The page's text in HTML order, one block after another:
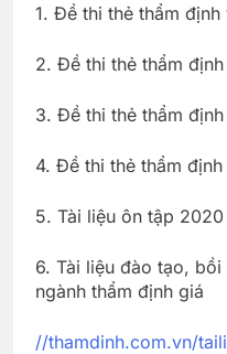
1. Đề thi thẻ thẩm
2. Đề thi thẻ thẩm
3. Đề thi thẻ thẩm
4. Đề thi thẻ thẩm
5. Tài liệu ôn tập 2020
6. Tài liệu đào tạo,
ngành thẩm định giá
//thamdinh.com.vn/